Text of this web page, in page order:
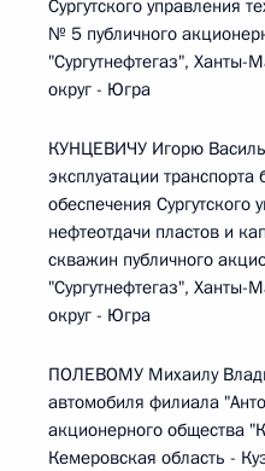
Сургутского управления
№ 5 публичного
"Сургутнефтегаз", Ханты-
округ - Югра
КУНЦЕВИЧУ Игорю
эксплуатации транспорта
обеспечения
нефтеотдачи пластов и
скважин публичного
"Сургутнефтегаз", Ханты-
округ - Югра
ПОЛЕВОМУ Михаилу
автомобиля филиала
акционерного общества
Кемеровская область -